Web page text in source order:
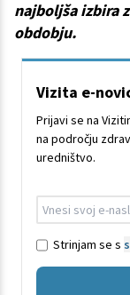
najboljša izbira
obdobju.
Vizita e-
Prijavi se na
na področju
uredništvo.
Strinjam se s